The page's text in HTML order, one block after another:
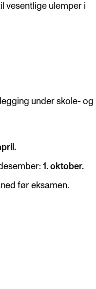
vesentlige ulemper i
under skole- og
1. oktober.
før eksamen.